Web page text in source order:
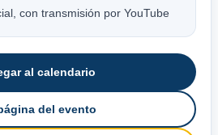
con transmisión por YouTube
al calendario
del evento